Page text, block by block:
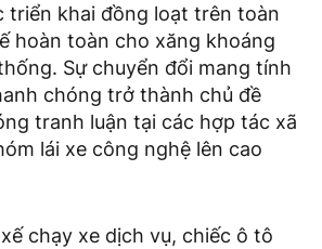
triển khai đồng loạt trên toàn
hoàn toàn cho xăng khoáng
Sự chuyển đổi mang tính
chóng trở thành chủ đề
tranh luận tại các hợp tác xã
lái xe công nghệ lên cao
chạy xe dịch vụ, chiếc ô tô